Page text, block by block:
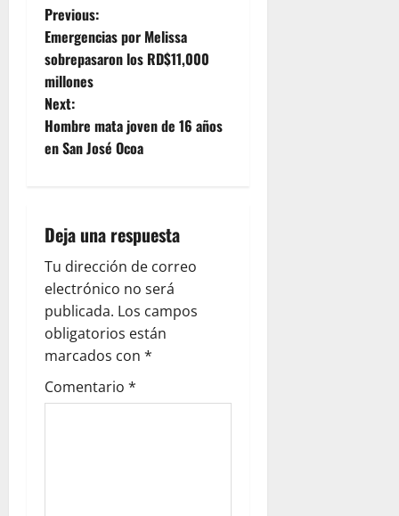
P
o
s
t
v
i
g
a
t
Previous:
Emergencias por Melissa
sobrepasaron los RD$11,000
millones
Next:
Hombre mata joven de 16 años
en San José Ocoa
Deja una respuesta
Tu dirección de correo
electrónico no será
publicada. Los campos
obligatorios están
marcados con *
Comentario *